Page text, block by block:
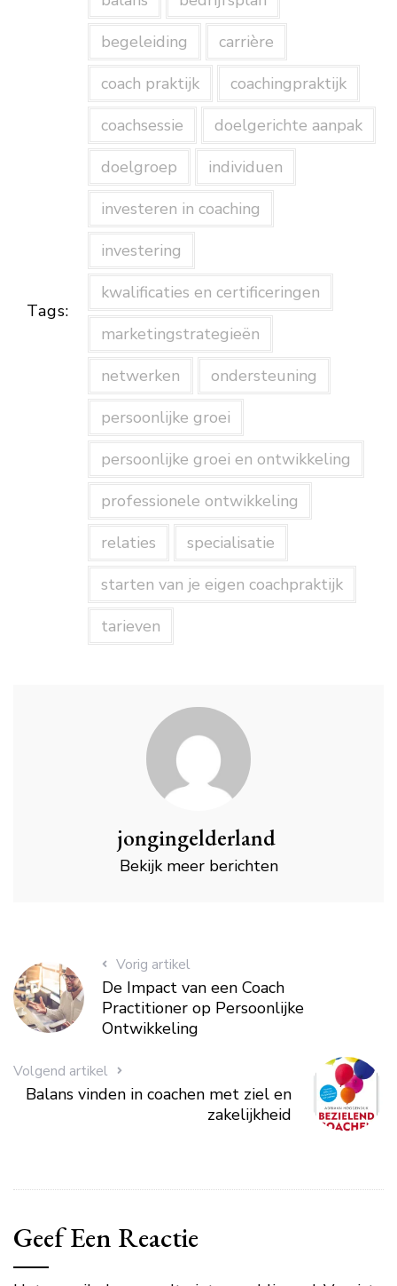
Tags:
begeleiding
carrière
coach praktijk
coachingpraktijk
coachsessie
doelgerichte aanpak
doelgroep
individuen
investeren in coaching
investering
kwalificaties en certificeringen
marketingstrategieën
netwerken
ondersteuning
persoonlijke groei
persoonlijke groei en ontwikkeling
professionele ontwikkeling
relaties
specialisatie
starten van je eigen coachpraktijk
tarieven
jongingelderland
Bekijk meer berichten
Vorig artikel
De Impact van een Coach
Practitioner op Persoonlijke
Ontwikkeling
Volgend artikel
Balans vinden in coachen met ziel en
zakelijkheid
Geef Een Reactie